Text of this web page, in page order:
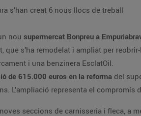
s’han creat 6 nous llocs de treball
nou supermercat Bonpreu a
que s’ha remodelat i ampliat per
i una benzinera EsclatOil.
de 615.000 euros en la reforma del
L’ampliació representa el
seccions de carnisseria i fleca, a